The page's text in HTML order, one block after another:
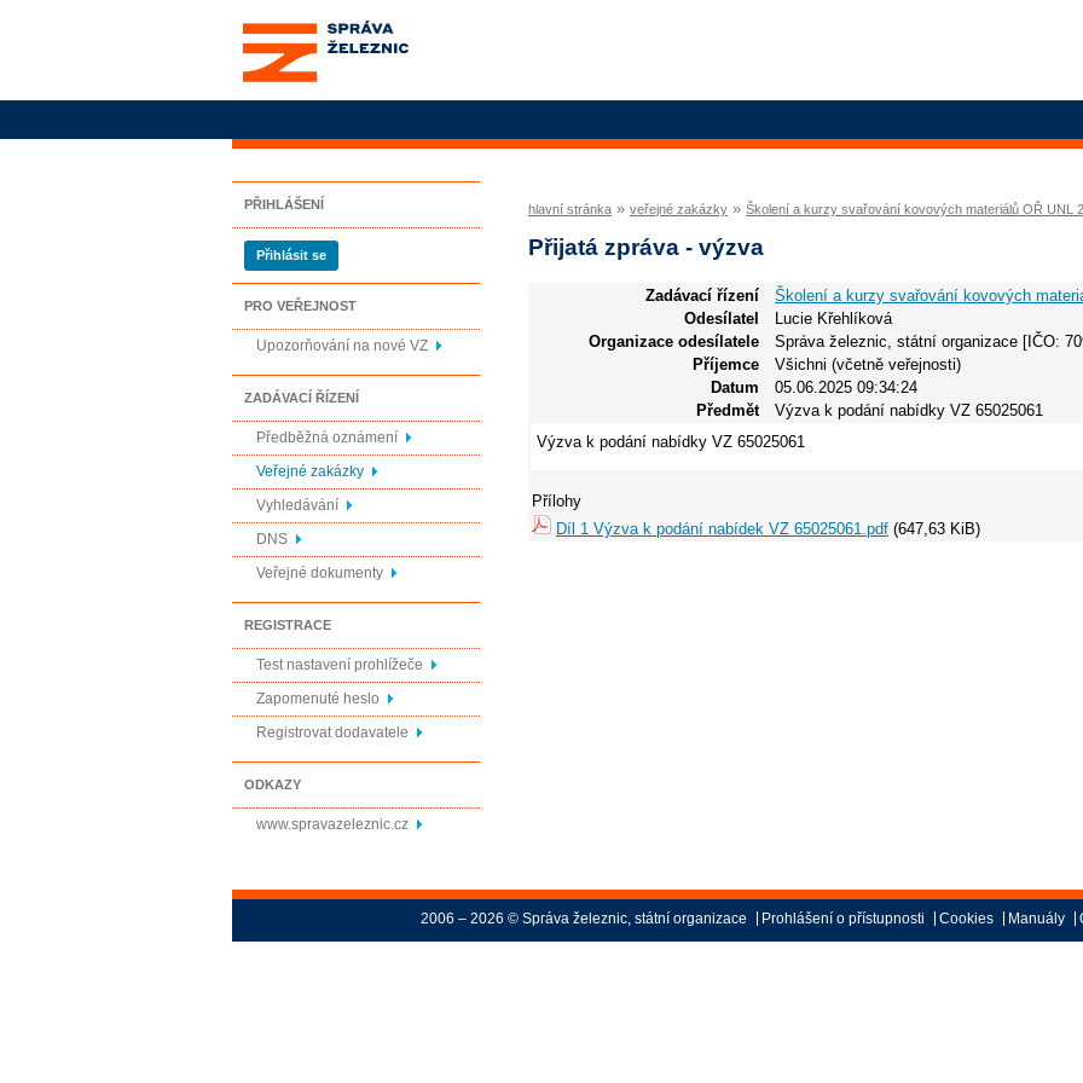
Správa železnic, státní
organizace
PŘIHLÁŠENÍ
Přihlásit se
PRO VEŘEJNOST
Upozorňování na nové VZ
ZADÁVACÍ ŘÍZENÍ
Předběžná oznámení
Veřejné zakázky
Vyhledávání
DNS
Veřejné dokumenty
REGISTRACE
Test nastavení prohlížeče
Zapomenuté heslo
Registrovat dodavatele
ODKAZY
www.spravazeleznic.cz
hlavní stránka » veřejné zakázky » Školení a kurzy svařování kovových materiálů OŘ UNL
Přijatá zpráva - výzva
Zadávací řízení
Školení a kurzy svařování kovových
Odesílatel
Lucie Křehlíková
Organizace odesílatele
Správa železnic, státní organizace [IČO:
Příjemce
Všichni (včetně veřejnosti)
Datum
05.06.2025 09:34:24
Předmět
Výzva k podání nabídky VZ 65025061
Výzva k podání nabídky VZ 65025061
Přílohy
Díl 1 Výzva k podání nabídek VZ 65025061.pdf (647,63 KiB)
2006 – 2026 © Správa železnic, státní organizace Prohlášení o přístupnosti Cookies Manuály